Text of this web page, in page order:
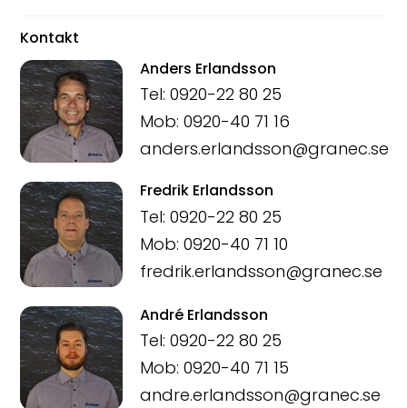
Kontakt
Anders Erlandsson
Tel: 0920-22 80 25
Mob: 0920-40 71 16
anders.erlandsson@granec.se
Fredrik Erlandsson
Tel: 0920-22 80 25
Mob: 0920-40 71 10
fredrik.erlandsson@granec.se
André Erlandsson
Tel: 0920-22 80 25
Mob: 0920-40 71 15
andre.erlandsson@granec.se